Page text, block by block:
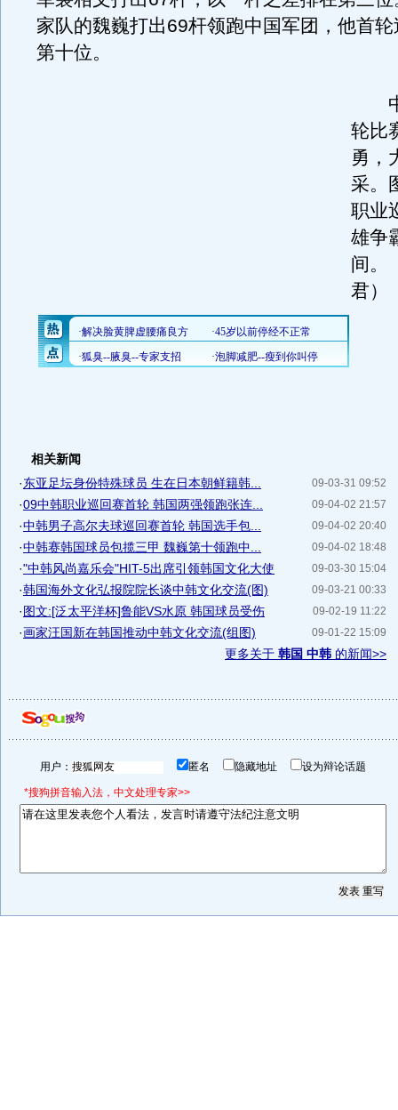
家队的魏巍打出69杆领跑中国军团，他首
第十位。
中
轮比
勇，
采。
职业
雄争
间。
君）
相关新闻
09-03-31 09:52
·东亚足坛身份特殊球员 生在日本朝鲜籍韩...
09-04-02 21:57
·09中韩职业巡回赛首轮 韩国两强领跑张连...
09-04-02 20:40
·中韩男子高尔夫球巡回赛首轮 韩国选手包...
09-04-02 18:48
·中韩赛韩国球员包揽三甲 魏巍第十领跑中...
09-03-30 15:04
·"中韩风尚嘉乐会"HIT-5出席引领韩国文化大使
09-03-21 00:33
·韩国海外文化弘报院院长谈中韩文化交流(图)
09-02-19 11:22
·图文:[泛太平洋杯]鲁能VS水原 韩国球员受伤
09-01-22 15:09
·画家汪国新在韩国推动中韩文化交流(组图)
更多关于 韩国 中韩 的新闻>>
用户： 匿名 隐藏地址 设为辩论话题
*搜狗拼音输入法，中文处理专家>>